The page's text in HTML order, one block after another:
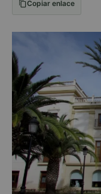
Copiar enlace